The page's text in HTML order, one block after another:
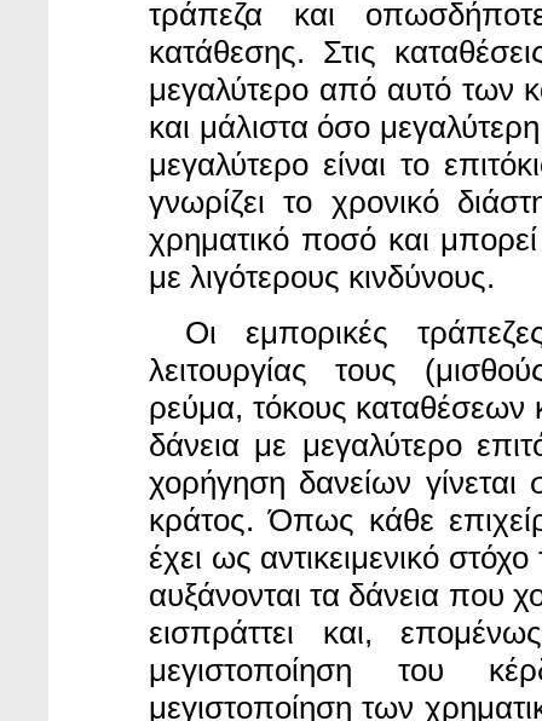
τράπεζα και
κατάθεσης. Στις
μεγαλύτερο από αυτό των
και μάλιστα όσο
μεγαλύτερο είναι το
γνωρίζει το χρονικό
χρηματικό ποσό και
με λιγότερους κινδύνους.
Οι εμπορικές
λειτουργίας τους
ρεύμα, τόκους καταθέσεων
δάνεια με μεγαλύτερο
χορήγηση δανείων γίνεται
κράτος. Όπως κάθε
έχει ως αντικειμενικό
αυξάνονται τα δάνεια που
εισπράττει και,
μεγιστοποίηση του
μεγιστοποίηση των